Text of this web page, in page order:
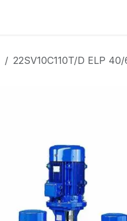
22SV10C110T/D ELP